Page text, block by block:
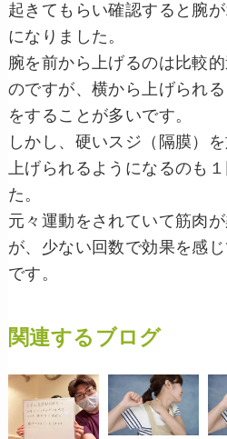
起きてもらい確認すると腕
になりました。
腕を前から上げるのは比較
のですが、横から上げられ
をすることが多いです。
しかし、硬いスジ（隔膜）
上げられるようになるのも
た。
元々運動をされていて筋肉
が、少ない回数で効果を感
です。
関連するブログ